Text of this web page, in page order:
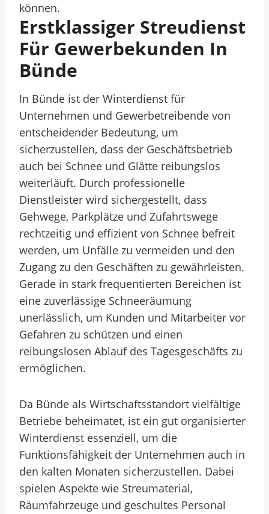
können.
Erstklassiger Streudienst
Für Gewerbekunden In
Bünde
In Bünde ist der Winterdienst für
Unternehmen und Gewerbetreibende von
entscheidender Bedeutung, um
sicherzustellen, dass der Geschäftsbetrieb
auch bei Schnee und Glätte reibungslos
weiterläuft. Durch professionelle
Dienstleister wird sichergestellt, dass
Gehwege, Parkplätze und Zufahrtswege
rechtzeitig und effizient von Schnee befreit
werden, um Unfälle zu vermeiden und den
Zugang zu den Geschäften zu gewährleisten.
Gerade in stark frequentierten Bereichen ist
eine zuverlässige Schneeräumung
unerlässlich, um Kunden und Mitarbeiter vor
Gefahren zu schützen und einen
reibungslosen Ablauf des Tagesgeschäfts zu
ermöglichen.
Da Bünde als Wirtschaftsstandort vielfältige
Betriebe beheimatet, ist ein gut organisierter
Winterdienst essenziell, um die
Funktionsfähigkeit der Unternehmen auch in
den kalten Monaten sicherzustellen. Dabei
spielen Aspekte wie Streumaterial,
Räumfahrzeuge und geschultes Personal